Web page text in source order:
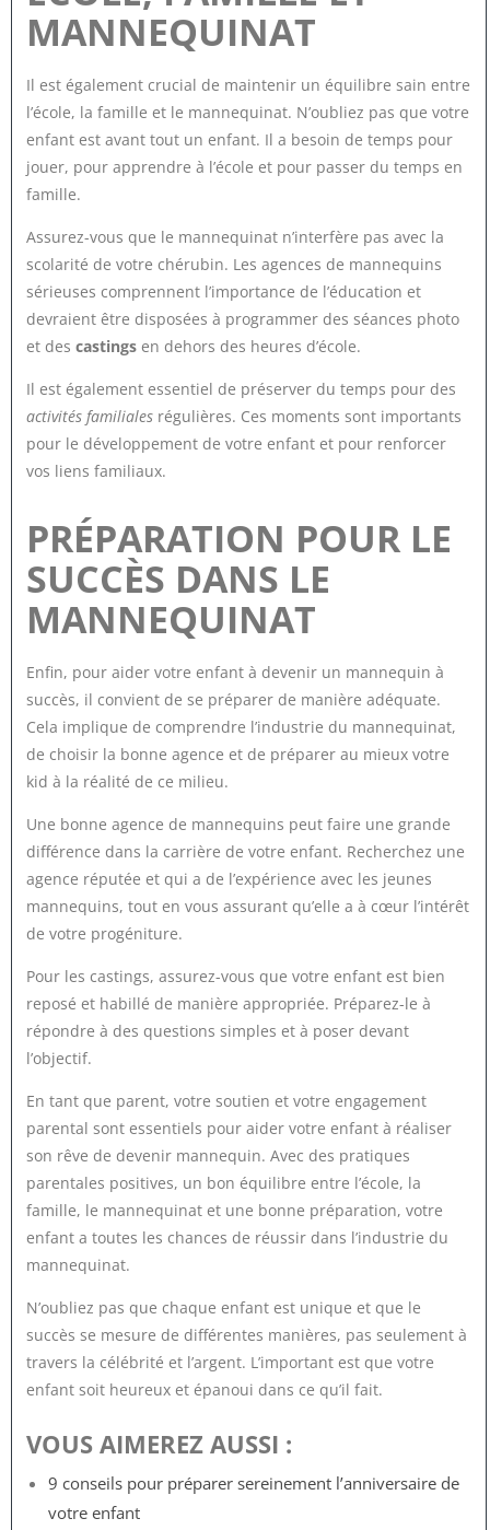
MANNEQUINAT
Il est également crucial de maintenir un équilibre sain entre
l’école, la famille et le mannequinat. N’oubliez pas que votre
enfant est avant tout un enfant. Il a besoin de temps pour
jouer, pour apprendre à l’école et pour passer du temps en
famille.
Assurez-vous que le mannequinat n’interfère pas avec la
scolarité de votre chérubin. Les agences de mannequins
sérieuses comprennent l’importance de l’éducation et
devraient être disposées à programmer des séances photo
et des castings en dehors des heures d’école.
Il est également essentiel de préserver du temps pour des
activités familialesrégulières. Ces moments sont importants
pour le développement de votre enfant et pour renforcer
vos liens familiaux.
PRÉPARATION POUR LE
SUCCÈS DANS LE
MANNEQUINAT
Enfin, pour aider votre enfant à devenir un mannequin à
succès, il convient de se préparer de manière adéquate.
Cela implique de comprendre l’industrie du mannequinat,
de choisir la bonne agence et de préparer au mieux votre
kid à la réalité de ce milieu.
Une bonne agence de mannequins peut faire une grande
différence dans la carrière de votre enfant. Recherchez une
agence réputée et qui a de l’expérience avec les jeunes
mannequins, tout en vous assurant qu’elle a à cœur l’intérêt
de votre progéniture.
Pour les castings, assurez-vous que votre enfant est bien
reposé et habillé de manière appropriée. Préparez-le à
répondre à des questions simples et à poser devant
l’objectif.
En tant que parent, votre soutien et votre engagement
parental sont essentiels pour aider votre enfant à réaliser
son rêve de devenir mannequin. Avec des pratiques
parentales positives, un bon équilibre entre l’école, la
famille, le mannequinat et une bonne préparation, votre
enfant a toutes les chances de réussir dans l’industrie du
mannequinat.
N’oubliez pas que chaque enfant est unique et que le
succès se mesure de différentes manières, pas seulement à
travers la célébrité et l’argent. L’important est que votre
enfant soit heureux et épanoui dans ce qu’il fait.
VOUS AIMEREZ AUSSI :
9 conseils pour préparer sereinement l’anniversaire de
votre enfant